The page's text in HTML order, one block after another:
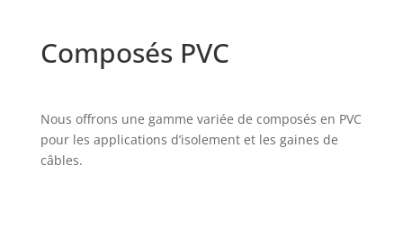
Composés PVC
Nous offrons une gamme variée de composés en PVC
pour les applications d’isolement et les gaines de
câbles.